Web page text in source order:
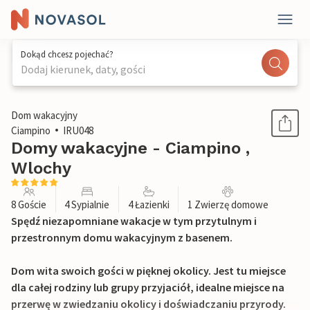
Dokąd chcesz pojechać?
Dodaj kierunek, daty, gości
1 / 19
Dom wakacyjny
Ciampino
IRU048
Domy wakacyjne - Ciampino ,
Wlochy
8 Goście 4 Sypialnie 4 Łazienki 1 Zwierzę domowe
Spędź niezapomniane wakacje w tym przytulnym i
przestronnym domu wakacyjnym z basenem.
Dom wita swoich gości w pięknej okolicy. Jest tu miejsce
dla całej rodziny lub grupy przyjaciół, idealne miejsce na
przerwę w zwiedzaniu okolicy i doświadczaniu przyrody.